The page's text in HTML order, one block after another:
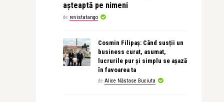
așteaptă pe nimeni
de revistatango
Cosmin Filipaș: Când susții un
business curat, asumat,
lucrurile pur și simplu se așază
în favoarea ta
de Alice Năstase Buciuta